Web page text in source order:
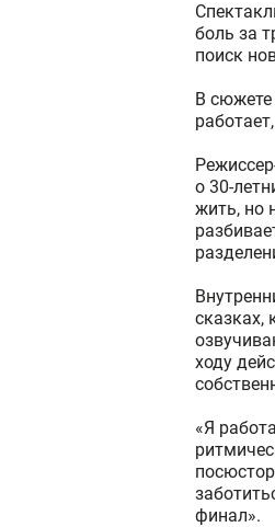
боль за
поиск
В сюжете
о 30-
жить, но
сказках,
ходу
«Я
финал».